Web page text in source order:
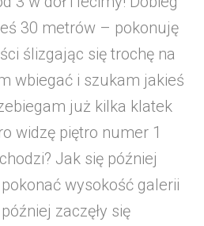
30 metrów – pokonuję
ślizgając się trochę na
wbiegać i szukam jakieś
już kilka klatek
widzę piętro numer 1
Jak się później
pokonać wysokość galerii
zaczęły się